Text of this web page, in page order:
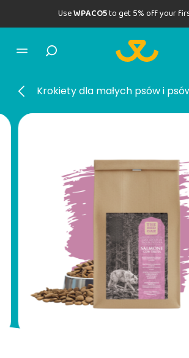
UseWPACO5to get 5% off your
Krokiety dla małych psów i